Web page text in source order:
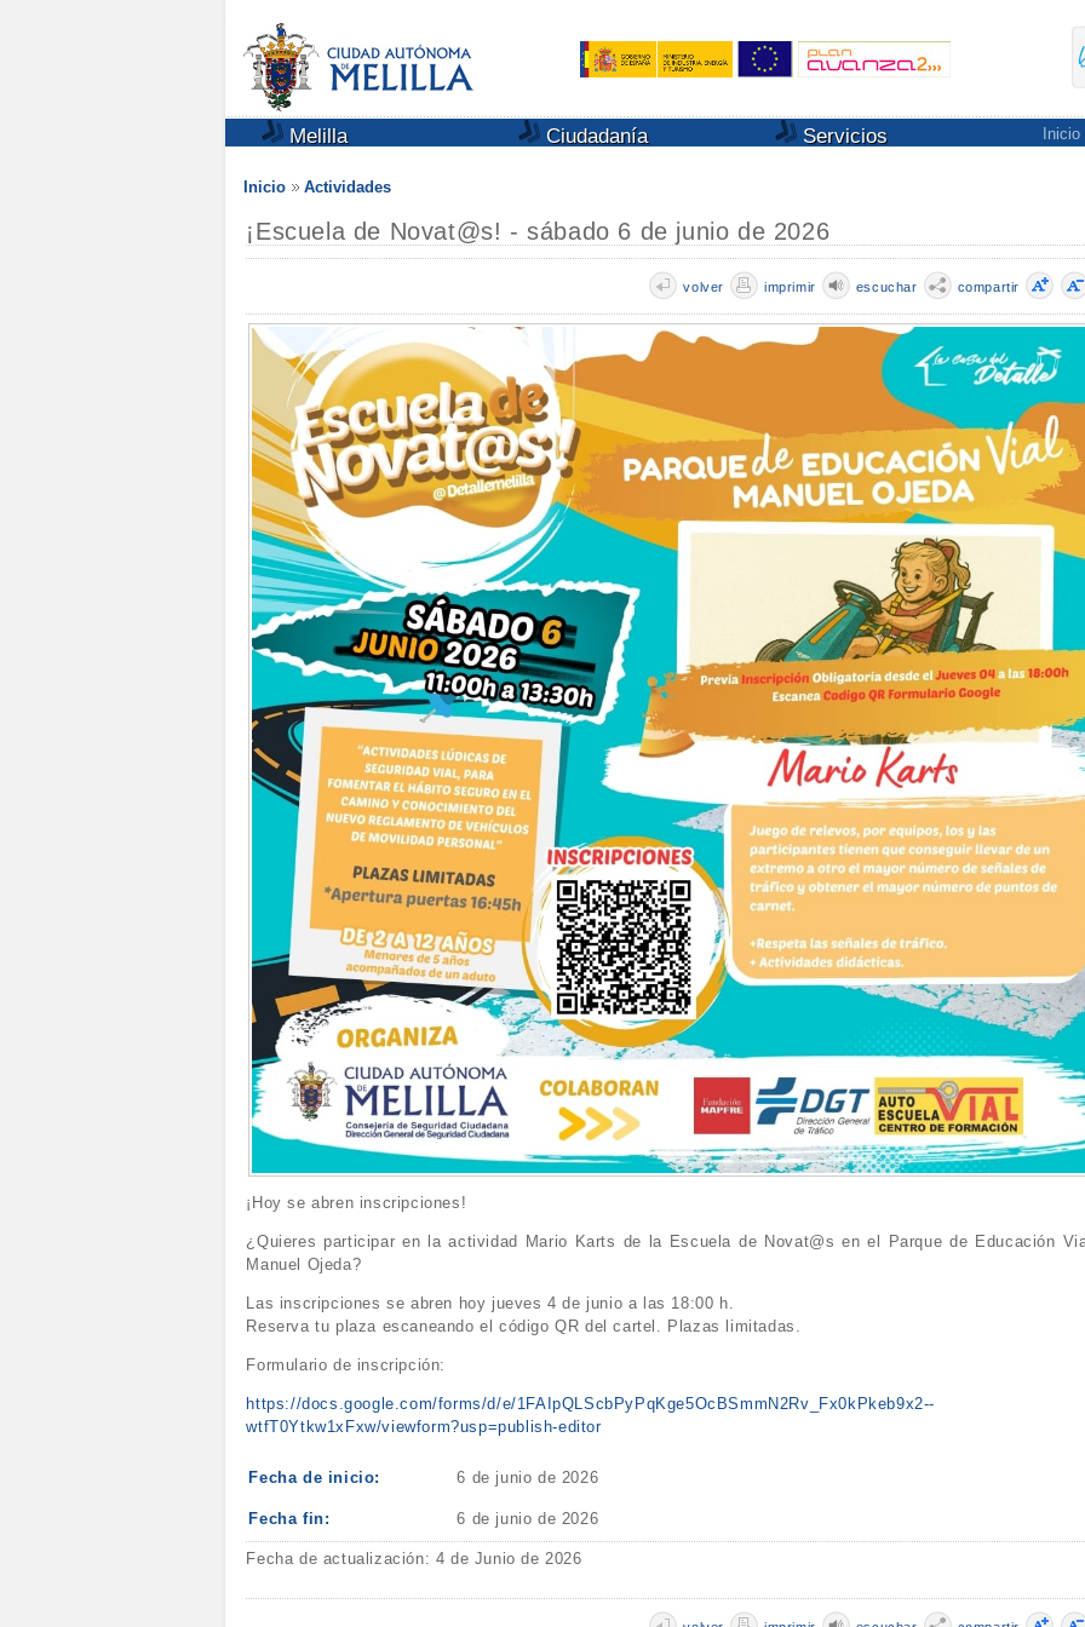
Melilla Ciudadanía Servicios Inicio
Inicio Actividades
¡Escuela de Novat@s! - sábado 6 de junio de 2026
compartir
escuchar
imprimir
volver
¡Hoy se abren inscripciones!
¿Quieres participar en la actividad Mario Karts de la Escuela de Novat@s en el Parque de Educación
Manuel Ojeda?
Las inscripciones se abren hoy jueves 4 de junio a las 18:00 h.
Reserva tu plaza escaneando el código QR del cartel. Plazas limitadas.
Formulario de inscripción:
https://docs.google.com/forms/d/e/1FAIpQLScbPyPqKge5OcBSmmN2Rv_Fx0kPkeb9x2--
wtfT0Ytkw1xFxw/viewform?usp=publish-editor
Fecha de inicio: 6 de junio de 2026
Fecha fin: 6 de junio de 2026
Fecha de actualización: 4 de Junio de 2026